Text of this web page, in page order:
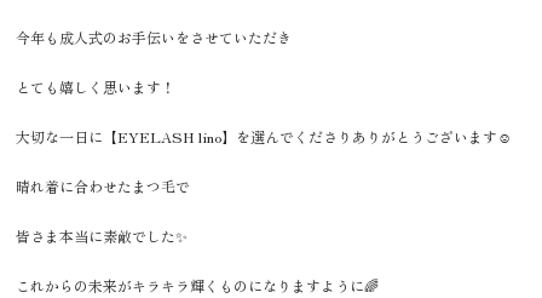
今年も成人式のお手伝いをさせていただき
とても嬉しく思います！
大切な一日に【EYELASH lino】を選んでくださりありがとうございます☺️
晴れ着に合わせたまつ毛で
皆さま本当に素敵でした✨
これからの未来がキラキラ輝くものになりますように🌈